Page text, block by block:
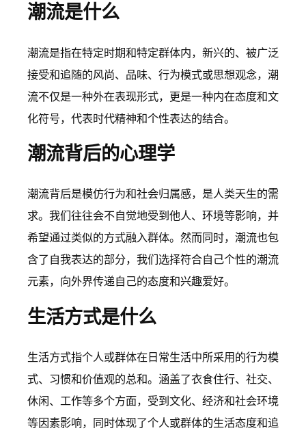
潮流是什么
潮流是指在特定时期和特定群体内，新兴的、被广泛
接受和追随的风尚、品味、行为模式或思想观念，潮
流不仅是一种外在表现形式，更是一种内在态度和文
化符号，代表时代精神和个性表达的结合。
潮流背后的心理学
潮流背后是模仿行为和社会归属感，是人类天生的需
求。我们往往会不自觉地受到他人、环境等影响，并
希望通过类似的方式融入群体。然而同时，潮流也包
含了自我表达的部分，我们选择符合自己个性的潮流
元素，向外界传递自己的态度和兴趣爱好。
生活方式是什么
生活方式指个人或群体在日常生活中所采用的行为模
式、习惯和价值观的总和。涵盖了衣食住行、社交、
休闲、工作等多个方面，受到文化、经济和社会环境
等因素影响，同时体现了个人或群体的生活态度和追